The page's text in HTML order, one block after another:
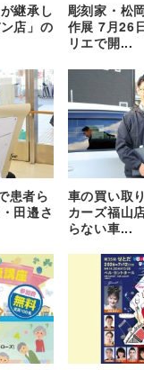
継承し
店」の
彫刻家・松
作展 7月26
リエで開...
患者ら
田邉さ
車の買い取
カーズ福山
らない車...